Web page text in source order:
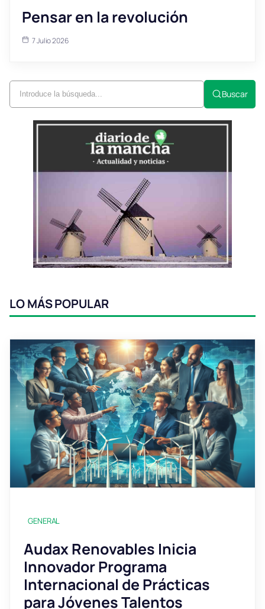
Pensar en la revolución
7 Julio 2026
Buscar
LO MÁS POPULAR
GENERAL
Audax Renovables Inicia
Innovador Programa
Internacional de Prácticas
para Jóvenes Talentos